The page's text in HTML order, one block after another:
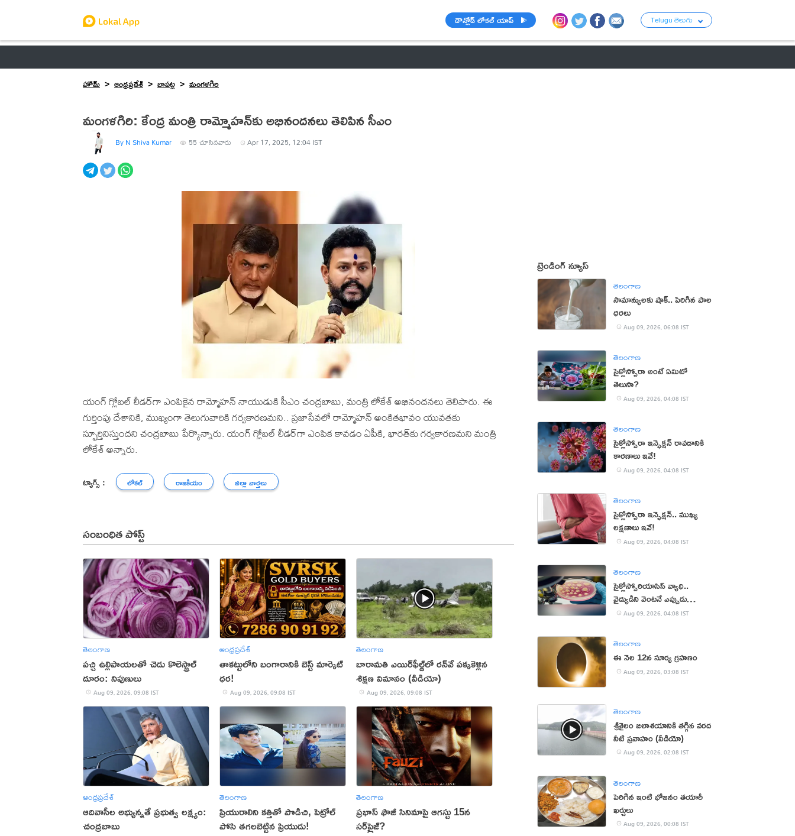
డౌన్లోడ్ లోకల్ యాప్ Telugu తెలుగు
హోమ్
ఆంధ్రప్రదేశ్ బాపట్ల మంగళగిరి
మంగళగిరి: కేంద్ర మంత్రి రామ్మోహన్‌కు అభినందనలు తెలిపిన సీఎం
By N Shiva Kumar 55 చూసినవారు Apr 17, 2025, 12:04 IST
యంగ్‌ గ్లోబల్‌ లీడర్‌గా ఎంపికైన రామ్మోహన్ నాయుడుకి సీఎం చంద్రబాబు, మంత్రి లోకేశ్ అభినందనలు తెలిపారు. ఈ
గుర్తింపు దేశానికి, ముఖ్యంగా తెలుగువారికి గర్వకారణమని.. ప్రజాసేవలో రామ్మోహన్ అంకితభావం యువతకు
స్ఫూర్తినిస్తుందని చంద్రబాబు పేర్కొన్నారు. యంగ్‌ గ్లోబల్‌ లీడర్‌గా ఎంపిక కావడం ఏపీకి, భారత్‌కు గర్వకారణమని మంత్రి
లోకేశ్ అన్నారు.
ట్యాగ్స్ : లోకల్ రాజకీయం జిల్లా వార్తలు
సంబంధిత పోస్ట్
తెలంగాణ
పచ్చి ఉల్లిపాయలతో చెడు కొలెస్ట్రాల్
దూరం: నిపుణులు
Aug 09, 2026, 09:08 IST
ఆంధ్రప్రదేశ్
తాకట్టులోని బంగారానికి బెస్ట్ మార్కెట్
ధర!
Aug 09, 2026, 09:08 IST
తెలంగాణ
బారామతి ఎయిర్‌ఫీల్డ్‌లో రన్‌వే పక్కకెళ్లిన
శిక్షణ విమానం (వీడియో)
Aug 09, 2026, 09:08 IST
ఆంధ్రప్రదేశ్
ఆదివాసీల అభ్యున్నతే ప్రభుత్వ లక్ష్యం:
చంద్రబాబు
తెలంగాణ
ప్రియురాలిని కత్తితో పొడిచి, పెట్రోల్
పోసి తగలబెట్టిన ప్రియుడు!
తెలంగాణ
ప్రభాస్ ఫౌజీ సినిమాపై ఆగస్టు 15న
సర్‌ప్రైజ్?
ట్రెండింగ్ న్యూస్
తెలంగాణ
సామాన్యులకు షాక్.. పెరిగిన పాల
ధరలు
Aug 09, 2026, 06:08 IST
తెలంగాణ
సైక్లోస్పోరా అంటే ఏమిటో
తెలుసా?
Aug 09, 2026, 04:08 IST
తెలంగాణ
సైక్లోస్పోరా ఇన్ఫెక్షన్ రావడానికి
కారణాలు ఇవే!
Aug 09, 2026, 04:08 IST
తెలంగాణ
సైక్లోస్పోరా ఇన్ఫెక్షన్.. ముఖ్య
లక్షణాలు ఇవే!
Aug 09, 2026, 04:08 IST
తెలంగాణ
సైక్లోస్పోరియాసిస్ వ్యాధి..
వైద్యుడిని వెంటనే ఎప్పుడు
సంప్రదించాలంటే?
Aug 09, 2026, 04:08 IST
తెలంగాణ
ఈ నెల 12న సూర్య గ్రహణం
Aug 09, 2026, 03:08 IST
తెలంగాణ
శ్రీశైలం జలాశయానికి తగ్గిన వరద
నీటి ప్రవాహం (వీడియో)
Aug 09, 2026, 02:08 IST
తెలంగాణ
పెరిగిన ఇంటి భోజనం తయారీ
ఖర్చులు
Aug 09, 2026, 00:08 IST